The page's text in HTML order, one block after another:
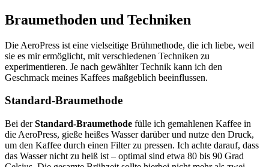
Braumethoden und Techniken
Die AeroPress ist eine vielseitige Brühmethode, die ich liebe, weil
sie es mir ermöglicht, mit verschiedenen Techniken zu
experimentieren. Je nach gewählter Technik kann ich den
Geschmack meines Kaffees maßgeblich beeinflussen.
Standard-Braumethode
Bei derStandard-Braumethode fülle ich gemahlenen Kaffee in
die AeroPress, gieße heißes Wasser darüber und nutze den Druck,
um den Kaffee durch einen Filter zu pressen. Ich achte darauf, dass
das Wasser nicht zu heiß ist – optimal sind etwa 80 bis 90 Grad